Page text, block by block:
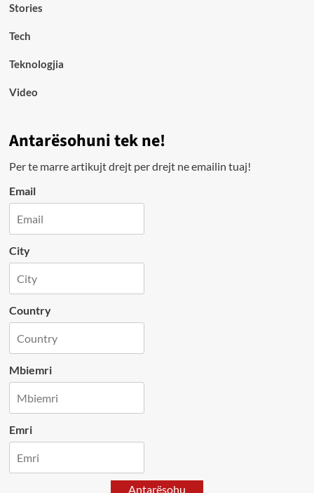
Stories
Tech
Teknologjia
Video
Antarësohuni tek ne!
Per te marre artikujt drejt per drejt ne emailin tuaj!
Email
City
Country
Mbiemri
Emri
Antarësohu